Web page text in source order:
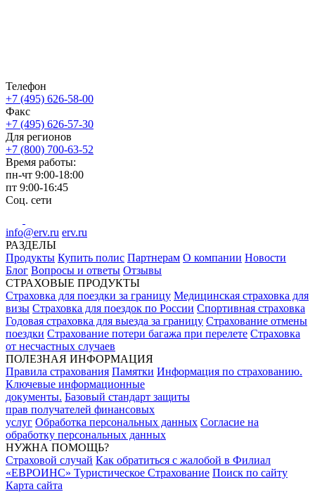
Телефон
+7 (495) 626-58-00
Факс
+7 (495) 626-57-30
Для регионов
+7 (800) 700-63-52
Время работы:
пн-чт 9:00-18:00
пт 9:00-16:45
Соц. сети
info@erv.ru erv.ru
РАЗДЕЛЫ
Продукты Купить полис Партнерам О компании Новости
Блог Вопросы и ответы Отзывы
СТРАХОВЫЕ ПРОДУКТЫ
Страховка для поездки за границу Медицинская страховка для
визы Страховка для поездок по России Спортивная страховка
Годовая страховка для выезда за границу Страхование отмены
поездки Страхование потери багажа при перелете Страховка
от несчастных случаев
ПОЛЕЗНАЯ ИНФОРМАЦИЯ
Правила страхования Памятки Информация по страхованию.
Ключевые информационные
документы. Базовый стандарт защиты
прав получателей финансовых
услуг Обработка персональных данных Согласие на
обработку персональных данных
НУЖНА ПОМОЩЬ?
Страховой случай Как обратиться с жалобой в Филиал
«ЕВРОИНС» Туристическое Страхование Поиск по сайту
Карта сайта